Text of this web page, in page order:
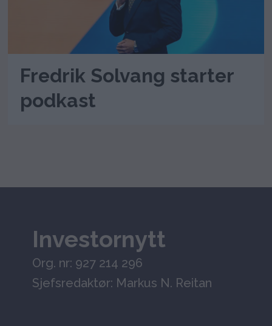
Fredrik Solvang starter
podkast
Investornytt
Org. nr: 927 214 296
Sjefsredaktør: Markus N. Reitan